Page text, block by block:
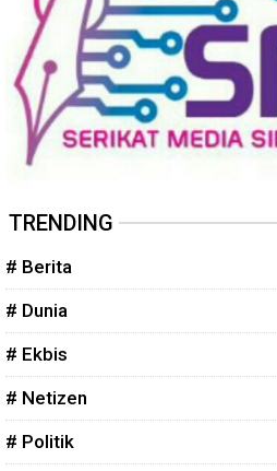
TRENDING
# Berita
# Dunia
# Ekbis
# Netizen
# Politik